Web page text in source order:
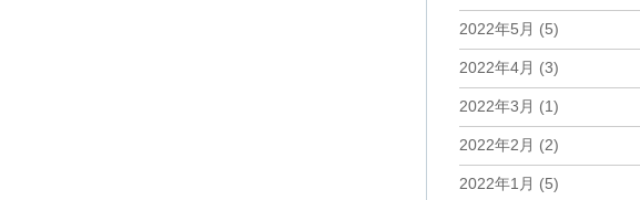
2022年5月 (5)
2022年4月 (3)
2022年3月 (1)
2022年2月 (2)
2022年1月 (5)